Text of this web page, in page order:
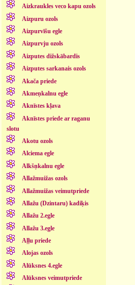
Aizkraukles veco kapu ozols
Aizpuru ozols
Aizpurvīšu egle
Aizpurvju ozols
Aizputes dižskābardis
Aizputes sarkanais ozols
Akača priede
Akmeņkalnu egle
Aknīstes kļava
Aknīstes priede ar raganu
slotu
Akotu ozols
Alciema egle
Alkšņkalnu egle
Allažmuižas ozols
Allažmuižas veimutpriede
Allažu (Dzintaru) kadiķis
Allažu 2.egle
Allažu 3.egle
Aļļu priede
Alojas ozols
Alūksnes 4.egle
Alūksnes veimutpriede